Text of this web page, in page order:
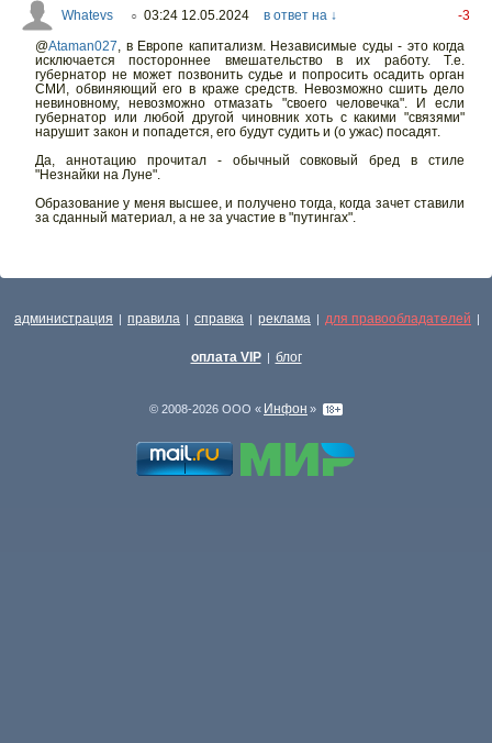
Whatevs ○ 03:24 12.05.2024 в ответ на ↓
-3
@Ataman027
в Европе капитализм. Независимые суды - это когда
исключается постороннее вмешательство в их работу. Т.е.
губернатор не может позвонить судье и попросить осадить орган
СМИ, обвиняющий его в краже средств. Невозможно сшить дело
невиновному, невозможно отмазать "своего человечка". И если
губернатор или любой другой чиновник хоть с какими "связями"
нарушит закон и попадется, его будут судить и (о ужас) посадят.
Да, аннотацию прочитал - обычный совковый бред в стиле
"Незнайки на Луне".
Образование у меня высшее, и получено тогда, когда зачет ставили
за сданный материал, а не за участие в "путингах".
администрация | правила | справка | реклама | для правообладателей |
оплата VIP | блог
© 2008-2026 ООО « Инфон »